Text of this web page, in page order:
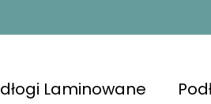
Laminowane